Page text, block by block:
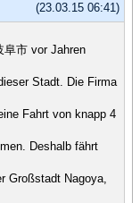
(23.03.15 06:41)
阜市 vor Jahren
Stadt. Die Firma
Fahrt von knapp 4
Deshalb fährt
Großstadt Nagoya,